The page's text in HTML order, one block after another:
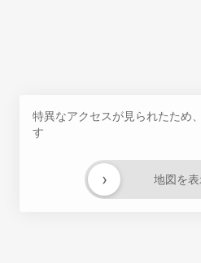
特異なアクセスが見られたため
す
地図を
›